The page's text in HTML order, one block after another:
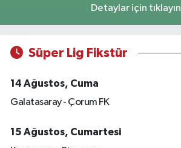
Detaylar için tıklayın
Süper Lig Fikstür
14 Ağustos, Cuma
Galatasaray - Çorum FK
15 Ağustos, Cumartesi